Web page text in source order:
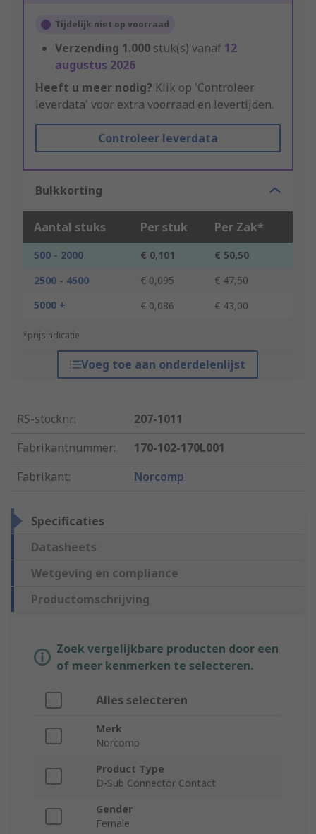
Tijdelijk niet op voorraad
Verzending 1.000 stuk(s) vanaf 12
augustus 2026
Heeft u meer nodig? Klik op 'Controleer
leverdata' voor extra voorraad en levertijden.
Controleer leverdata
Bulkkorting
Aantal stuks Per stuk Per Zak*
500 - 2000 € 0,101
€ 50,50
2500 - 4500
€ 0,095
€ 47,50
5000 +
€ 0,086 € 43,00
*prijsindicatie
Voeg toe aan onderdelenlijst
RS-stocknr.:
207-1011
Fabrikantnummer:
170-102-170L001
Fabrikant: Norcomp
Specificaties
Datasheets
Wetgeving en compliance
Productomschrijving
Zoek vergelijkbare producten door een
of meer kenmerken te selecteren.
Alles selecteren
Merk
Norcomp
Product Type
D-Sub Connector Contact
Gender
Female